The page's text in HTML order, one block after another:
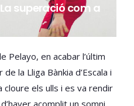
superació com a
Pelayo, en acabar l’últim
la Lliga Bànkia d’Escala i
cloure els ulls i es va rendir